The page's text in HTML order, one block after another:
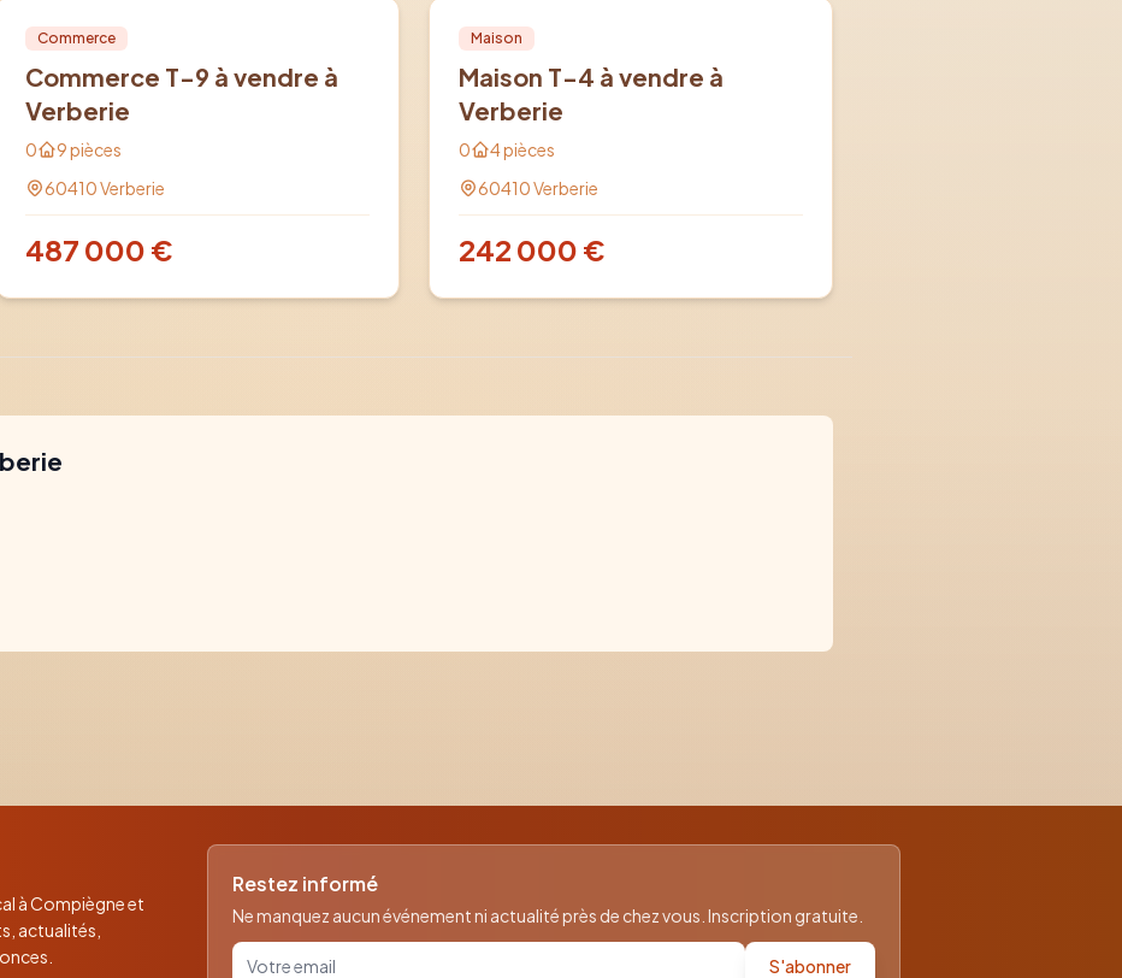
Vente PRO
Commerce
Commerce T-9 à vendre à
Verberie
0 9pièces
60410Verberie
487 000 €
Vente PRO
Maison
Maison T-4 à vendre à
Verberie
0 4pièces
60410Verberie
242 000 €
à Compiègne et
actualités,
Restez informé
Ne manquez aucun événement ni actualité près de chez vous. Inscription gratuite.
Votre email pour la newsletter S'abonner